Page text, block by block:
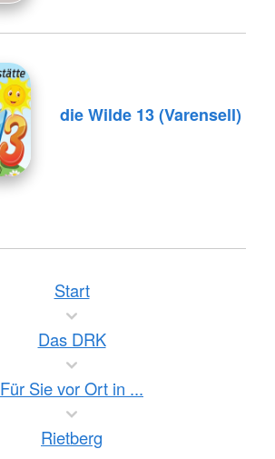
die Wilde 13 (Varensell)
Start
Das DRK
Für Sie vor Ort in ...
Rietberg